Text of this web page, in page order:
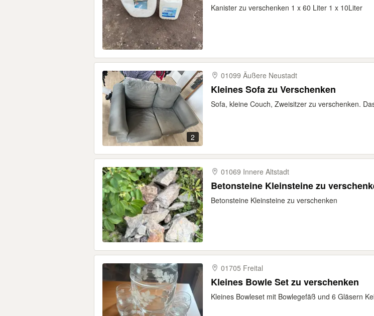
Kanister zu verschenken 1 x 60 Liter 1 x 10Liter
2
01099 Äußere Neustadt
Kleines Sofa zu Verschenken
Sofa, kleine Couch, Zweisitzer zu verschenken.
01069 Innere Altstadt
Betonsteine Kleinsteine zu
Betonsteine Kleinsteine zu verschenken
01705 Freital
Kleines Bowle Set zu verschenken
Kleines Bowleset mit Bowlegefäß und 6 Gläsern